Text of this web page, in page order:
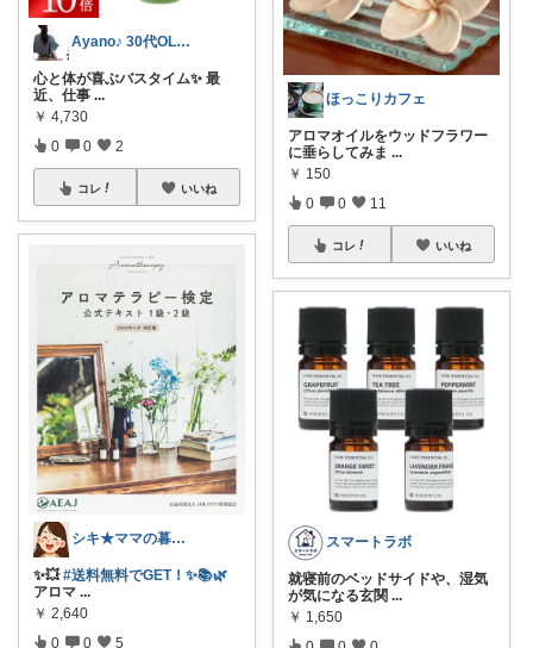
Ayano♪ 30代OLファッション
心と体が喜ぶバスタイム✨ 最
近、仕事 ...
￥ 4,730
0 0 2
コレ いいね
シキ★ママの暮らし、キッズ
✨💥#送料無料でGET！✨📚🌿
アロマ ...
￥ 2,640
0 0 5
ほっこりカフェ
アロマオイルをウッドフラワー
に垂らしてみま ...
￥ 150
0 0 11
コレ いいね
スマートラボ
就寝前のベッドサイドや、湿気
が気になる玄関 ...
￥ 1,650